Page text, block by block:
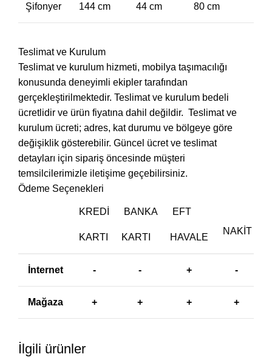
Şifonyer 144 cm 44 cm 80 cm
Teslimat ve Kurulum
Teslimat ve kurulum hizmeti, mobilya taşımacılığı
konusunda deneyimli ekipler tarafından
gerçekleştirilmektedir. Teslimat ve kurulum bedeli
ücretlidir ve ürün fiyatına dahil değildir. ‎ Teslimat ve
kurulum ücreti; adres, kat durumu ve bölgeye göre
değişiklik gösterebilir. Güncel ücret ve teslimat
detayları için sipariş öncesinde müşteri
temsilcilerimizle iletişime geçebilirsiniz.
Ödeme Seçenekleri
KREDI
KARTI
BANKA
KARTI
EFT
HAVALE
NAKIT
İnternet - - + -
Mağaza + + + +
İlgili ürünler